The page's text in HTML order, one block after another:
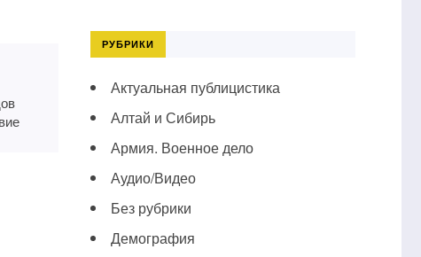
РУБРИКИ
Актуальная публицистика
Алтай и Сибирь
Армия. Военное дело
Аудио/Видео
Без рубрики
Демография